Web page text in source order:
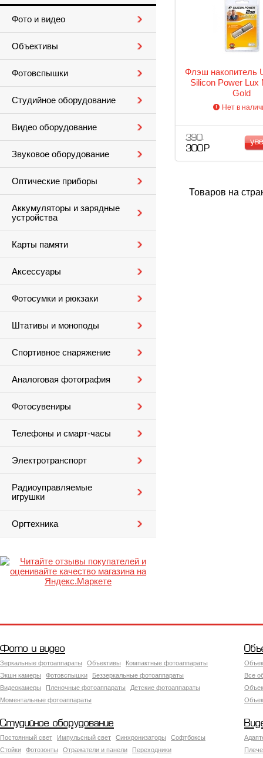
Фото и видео
Объективы
Фотовспышки
Студийное оборудование
Видео оборудование
Звуковое оборудование
Оптические приборы
Аккумуляторы и зарядные
устройства
Карты памяти
Аксессуары
Фотосумки и рюкзаки
Штативы и моноподы
Спортивное снаряжение
Аналоговая фотография
Фотосувениры
Телефоны и смарт-часы
Электротранспорт
Радиоуправляемые
игрушки
Оргтехника
Флэш накопитель
Silicon Power Lux
Gold
Нет в
390
300 Р
Товаров на
Фото и видео
Зеркальные фотоаппараты Объективы
Компактные фотоаппараты
Экшн камеры
Фотовспышки
Беззеркальные фотоаппараты
Видеокамеры
Пленочные фотоаппараты
Детские фотоаппараты
Моментальные фотоаппараты
Все
Студийное оборудование
Постоянный свет Импульсный свет Синхронизаторы
Софтбоксы
Стойки
Фотозонты Отражатели и панели
Переходники